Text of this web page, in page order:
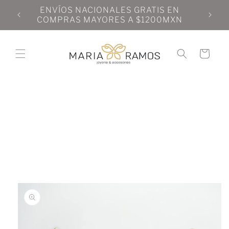
directamente
al contenido
ENVÍOS NACIONALES GRATIS EN
COMPRAS MAYORES A $1200MXN
Carrito